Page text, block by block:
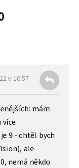
v 10:57
mám
9 - chtěl bych
ale
nemá někdo